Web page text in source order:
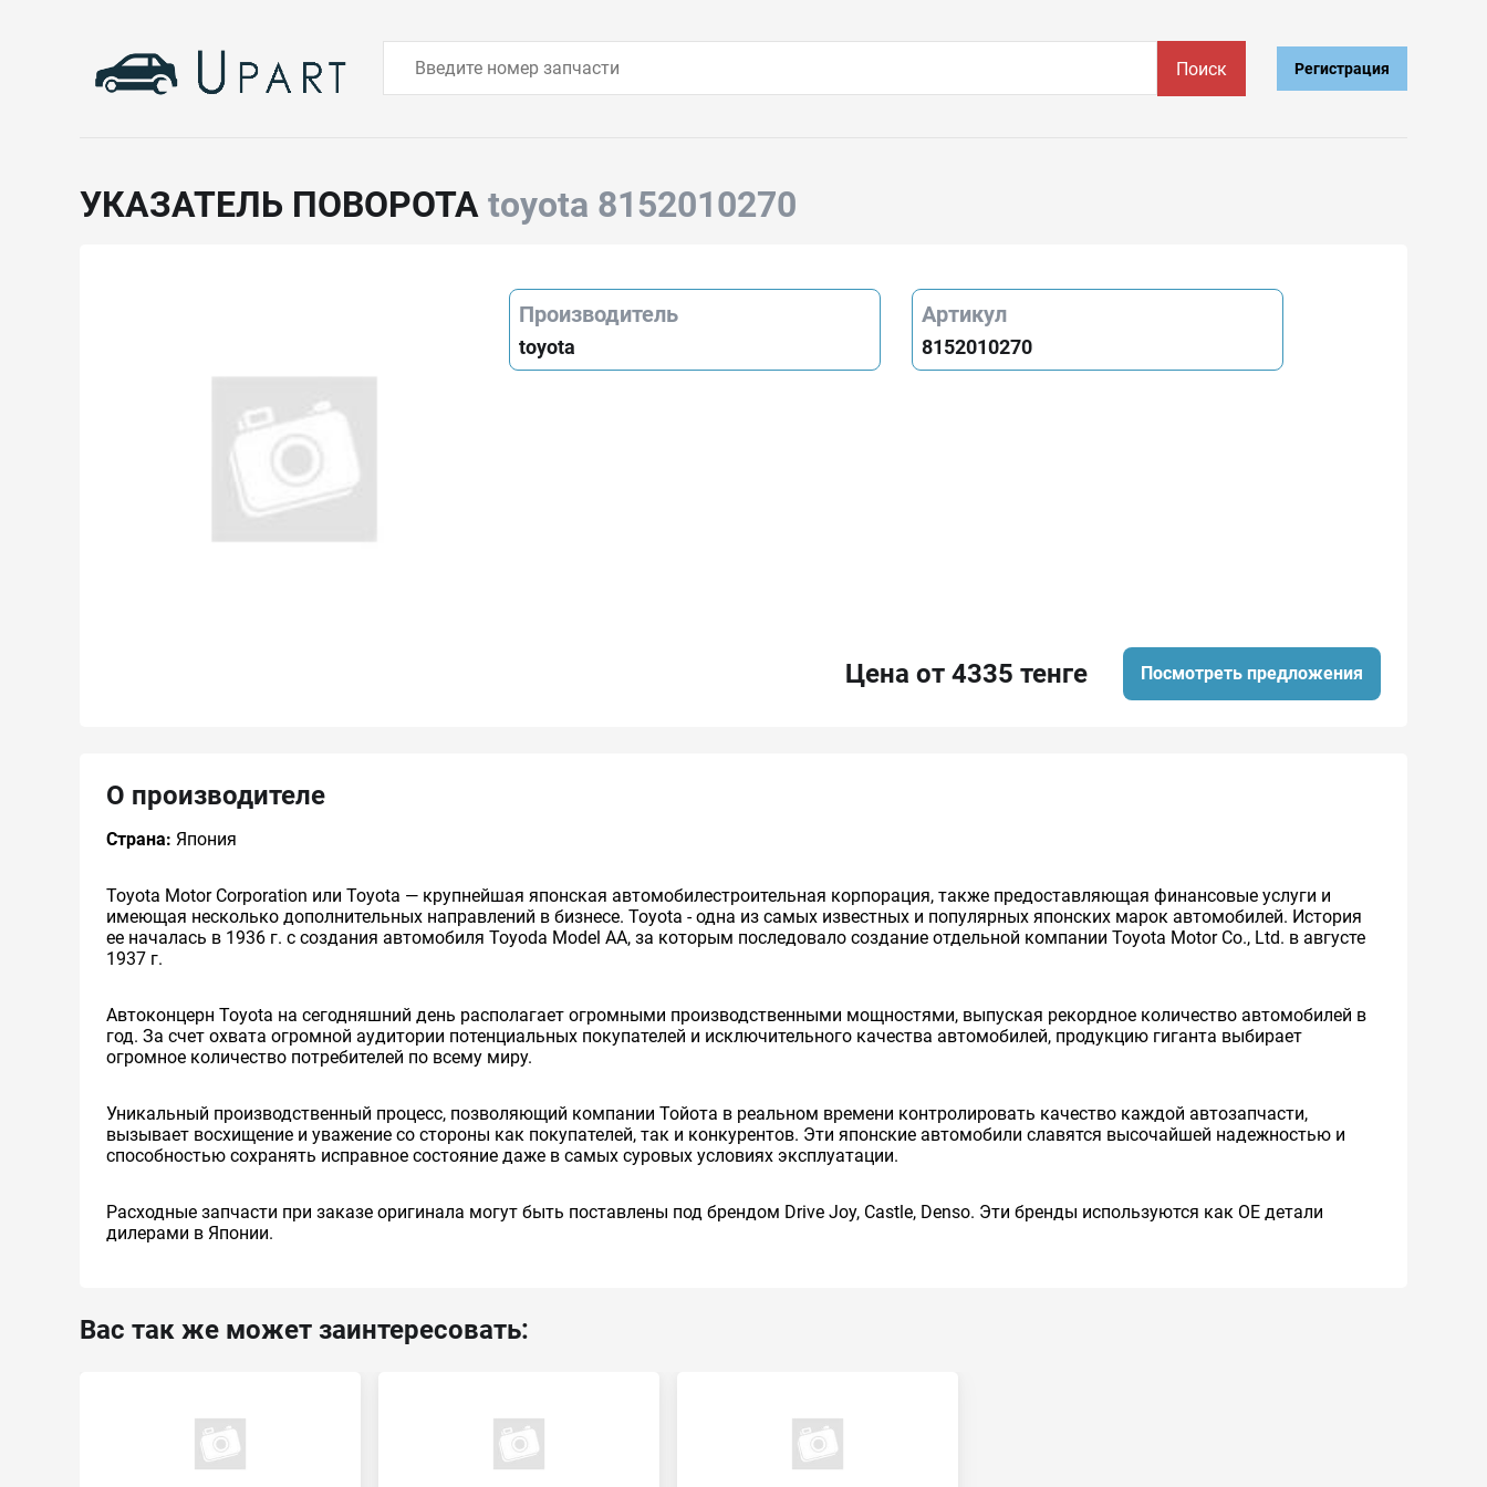
Поиск Регистрация
УКАЗАТЕЛЬ ПОВОРОТА toyota 8152010270
Производитель
toyota
Артикул
8152010270
Цена от 4335 тенге Посмотреть предложения
О производителе
Страна: Япония
Toyota Motor Corporation или Toyota — крупнейшая японская автомобилестроительная корпорация, также предоставляющая финансовые услуги и
имеющая несколько дополнительных направлений в бизнесе. Toyota - одна из самых известных и популярных японских марок автомобилей. История
ее началась в 1936 г. с создания автомобиля Toyoda Model AA, за которым последовало создание отдельной компании Toyota Motor Co., Ltd. в августе
1937 г.
Автоконцерн Toyota на сегодняшний день располагает огромными производственными мощностями, выпуская рекордное количество автомобилей в
год. За счет охвата огромной аудитории потенциальных покупателей и исключительного качества автомобилей, продукцию гиганта выбирает
огромное количество потребителей по всему миру.
Уникальный производственный процесс, позволяющий компании Тойота в реальном времени контролировать качество каждой автозапчасти,
вызывает восхищение и уважение со стороны как покупателей, так и конкурентов. Эти японские автомобили славятся высочайшей надежностью и
способностью сохранять исправное состояние даже в самых суровых условиях эксплуатации.
Расходные запчасти при заказе оригинала могут быть поставлены под брендом Drive Joy, Castle, Denso. Эти бренды используются как ОЕ детали
дилерами в Японии.
Вас так же может заинтересовать: